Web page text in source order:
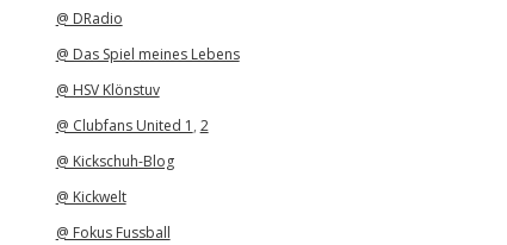
@ DRadio
@ Das Spiel meines Lebens
@ HSV Klönstuv
@ Clubfans United 1 , 2
@ Kickschuh-Blog
@ Kickwelt
@ Fokus Fussball